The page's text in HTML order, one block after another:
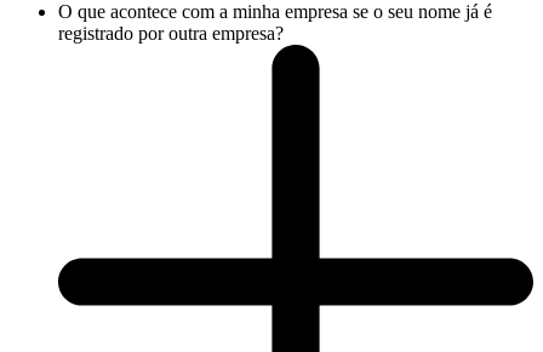
O que acontece com a minha empresa se o seu nome já é
registrado por outra empresa?